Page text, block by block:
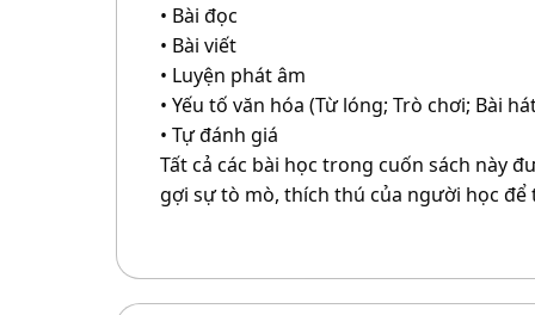
• Bài đọc
• Bài viết
• Luyện phát âm
• Yếu tố văn hóa (Từ lóng; Trò chơi; Bài
• Tự đánh giá
Tất cả các bài học trong cuốn sách này
gợi sự tò mò, thích thú của người học để